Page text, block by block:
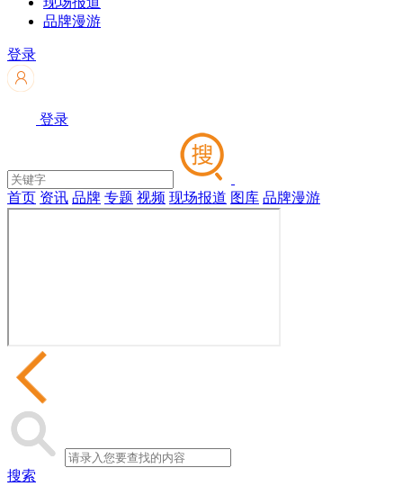
品牌漫游
登录
登录
首页 资讯 品牌 专题 视频 现场报道 图库 品牌漫游
搜索